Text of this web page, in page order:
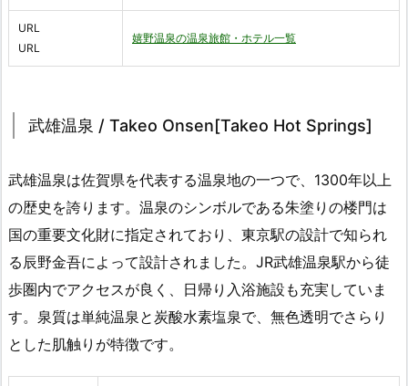
URL
URL
嬉野温泉の温泉旅館・ホテル一覧
武雄温泉 / Takeo Onsen[Takeo Hot Springs]
武雄温泉は佐賀県を代表する温泉地の一つで、1300年以上
の歴史を誇ります。温泉のシンボルである朱塗りの楼門は
国の重要文化財に指定されており、東京駅の設計で知られ
る辰野金吾によって設計されました。JR武雄温泉駅から徒
歩圏内でアクセスが良く、日帰り入浴施設も充実していま
す。泉質は単純温泉と炭酸水素塩泉で、無色透明でさらり
とした肌触りが特徴です。